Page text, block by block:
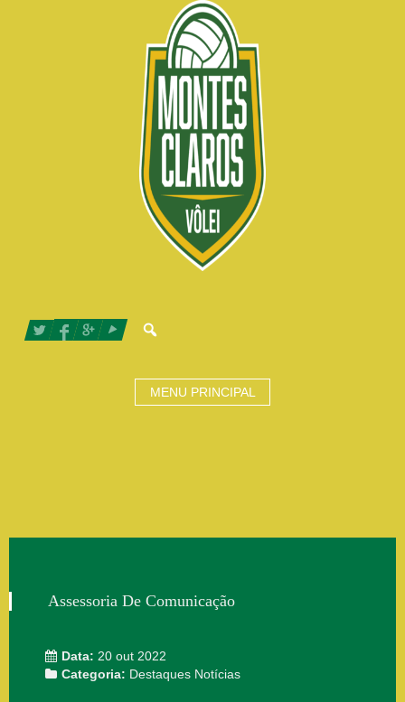
MENU PRINCIPAL
Assessoria De Comunicação
Data: 20 out 2022
Categoria: Destaques Notícias